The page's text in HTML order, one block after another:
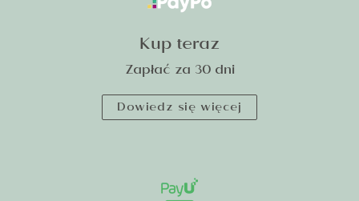
Kup teraz
Zapłać za 30 dni
Dowiedz się więcej